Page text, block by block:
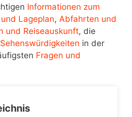
Informationen zum
Lageplan, Abfahrten und
und Reiseauskunft, die
in der
Fragen und